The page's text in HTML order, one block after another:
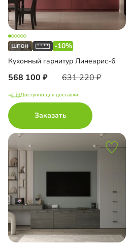
-10%
Кухонный гарнитур Линеарис-6
568 100 631 220
Доступно для доставки
Заказать